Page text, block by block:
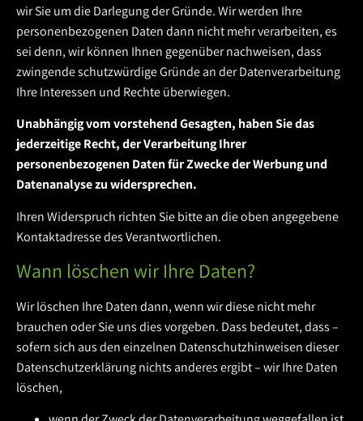
wir Sie um die Darlegung der Gründe. Wir werden Ihre
personenbezogenen Daten dann nicht mehr verarbeiten, es
sei denn, wir können Ihnen gegenüber nachweisen, dass
zwingende schutzwürdige Gründe an der Datenverarbeitung
Ihre Interessen und Rechte überwiegen.
Unabhängig vom vorstehend Gesagten, haben Sie das
jederzeitige Recht, der Verarbeitung Ihrer
personenbezogenen Daten für Zwecke der Werbung und
Datenanalyse zu widersprechen.
Ihren Widerspruch richten Sie bitte an die oben angegebene
Kontaktadresse des Verantwortlichen.
Wann löschen wir Ihre Daten?
Wir löschen Ihre Daten dann, wenn wir diese nicht mehr
brauchen oder Sie uns dies vorgeben. Dass bedeutet, dass –
sofern sich aus den einzelnen Datenschutzhinweisen dieser
Datenschutzerklärung nichts anderes ergibt – wir Ihre Daten
löschen,